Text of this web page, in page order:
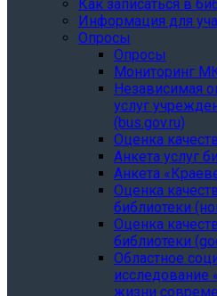
Как записаться в
Информация для
Опросы
Опросы
Мониторинг
Независимая
услуг
(bus.gov.ru)
Оценка
Анкета услуг
Анкета
Oценка
библиотеки
Oценка
библиотеки
Областное
исследование
жизни